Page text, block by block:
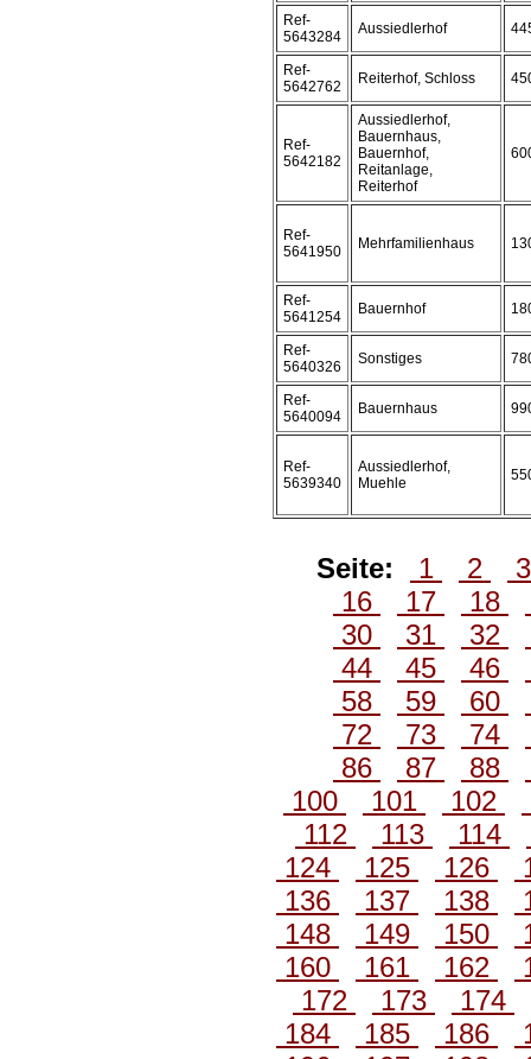
Ref-
5643284
Aussiedlerhof
Ref-
5642762
Reiterhof, Schloss
Ref-
5642182
Aussiedlerhof,
Bauernhaus,
Bauernhof,
Reitanlage,
Reiterhof
Ref-
5641950
Mehrfamilienhaus
Ref-
5641254
Bauernhof
Ref-
5640326
Sonstiges
Ref-
5640094
Bauernhaus
Ref-
5639340
Aussiedlerhof,
Muehle
Seite: 1 2
16
17 18
30
31 32
44
45 46
58
59 60
72
73 74
86
87 88
100
101 102
112
113 114
124
125 126
136
137 138
148
149 150
160
161 162
172
173
174
184
185 186